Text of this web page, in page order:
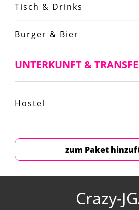
Tisch & Drinks
Burger & Bier
UNTERKUNFT &
Hostel
zum Paket
Crazy-